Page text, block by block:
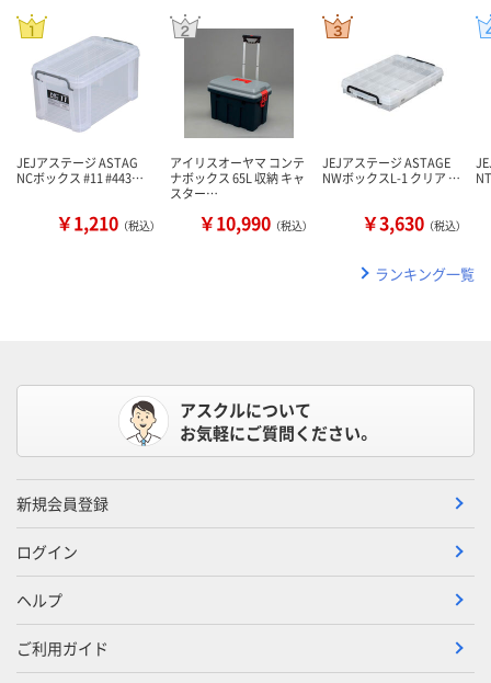
JEJアステージ ASTAG
NCボックス #11 #443…
￥1,210 （税込）
アイリスオーヤマ コンテ
ナボックス 65L 収納 キャ
スター…
￥10,990 （税込）
JEJアステージ ASTAGE
NWボックスL-1 クリア …
￥3,630 （税込）
ランキング一覧
アスクルについて
お気軽にご質問ください。
新規会員登録
ログイン
ヘルプ
ご利用ガイド